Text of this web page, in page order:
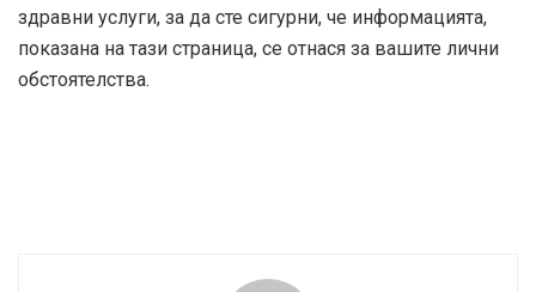
здравни услуги, за да сте сигурни, че информацията,
показана на тази страница, се отнася за вашите лични
обстоятелства.